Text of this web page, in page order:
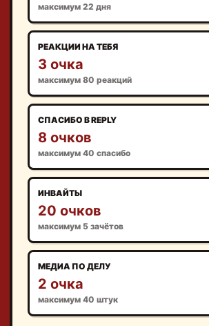
максимум 22 дня
РЕАКЦИИ НА ТЕБЯ
3 очка
максимум 80 реакций
СПАСИБО В REPLY
8 очков
максимум 40 спасибо
ИНВАЙТЫ
20 очков
максимум 5 зачётов
МЕДИА ПО ДЕЛУ
2 очка
максимум 40 штук